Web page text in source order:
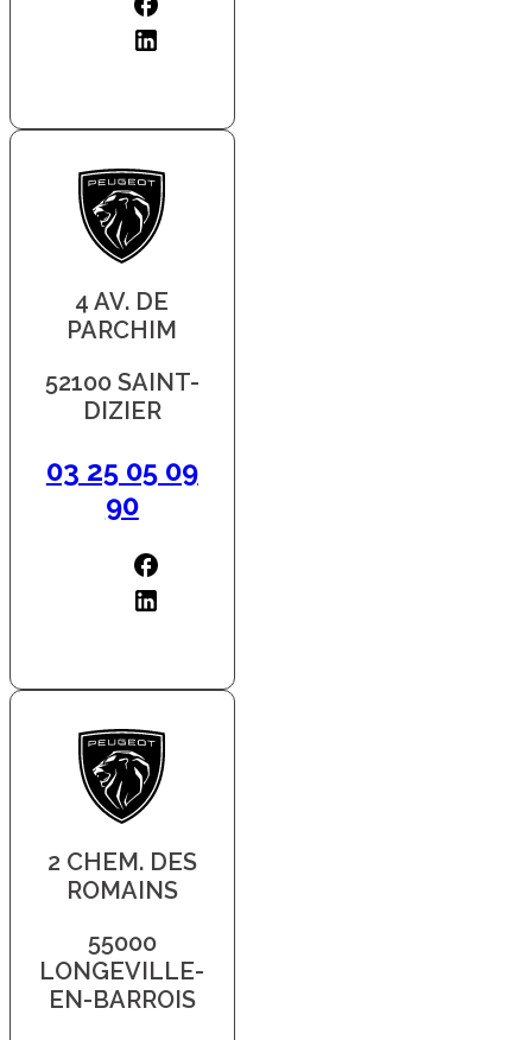
4 AV. DE
PARCHIM
52100 SAINT-
DIZIER
03 25 05 09
90
2 CHEM. DES
ROMAINS
55000
LONGEVILLE-
EN-BARROIS